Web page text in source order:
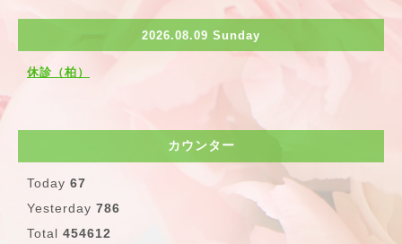
2026.08.09 Sunday
休診（柏）
カウンター
Today 67
Yesterday 786
Total 454612